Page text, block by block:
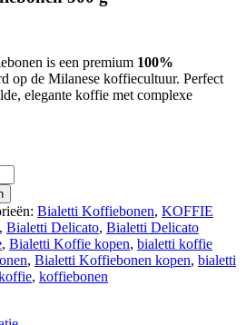
is een premium 100%
op de Milanese koffiecultuur. Perfect
elegante koffie met complexe
Bialetti Koffiebonen, KOFFIE
, Bialetti Delicato, Bialetti Delicato
, Bialetti Koffie kopen, bialetti koffie
, Bialetti Koffiebonen kopen, bialetti
, koffiebonen